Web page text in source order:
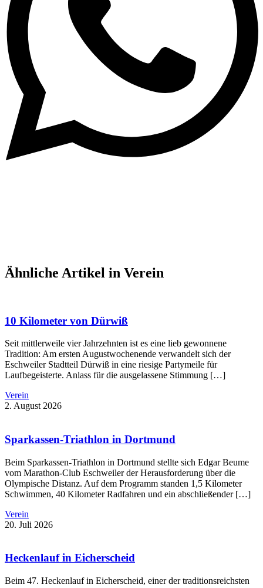
Ähnliche Artikel in Verein
10 Kilometer von Dürwiß
Seit mittlerweile vier Jahrzehnten ist es eine lieb gewonnene
Tradition: Am ersten Augustwochenende verwandelt sich der
Eschweiler Stadtteil Dürwiß in eine riesige Partymeile für
Laufbegeisterte. Anlass für die ausgelassene Stimmung […]
Verein
2. August 2026
Sparkassen-Triathlon in Dortmund
Beim Sparkassen-Triathlon in Dortmund stellte sich Edgar Beume
vom Marathon-Club Eschweiler der Herausforderung über die
Olympische Distanz. Auf dem Programm standen 1,5 Kilometer
Schwimmen, 40 Kilometer Radfahren und ein abschließender […]
Verein
20. Juli 2026
Heckenlauf in Eicherscheid
Beim 47. Heckenlauf in Eicherscheid, einer der traditionsreichsten